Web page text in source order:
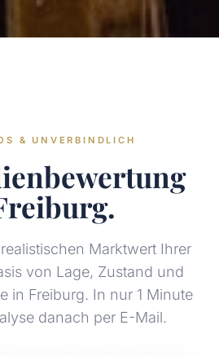
& UNVERBINDLICH
Marktwert Ihrer
von Lage, Zustand und
in Freiburg. In nur 1 Minute
danach per E-Mail.